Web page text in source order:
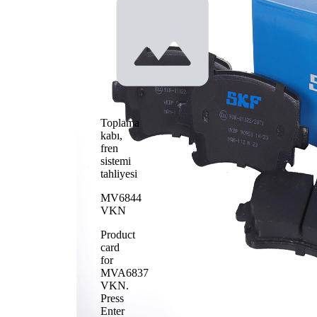
kenarlarla
Fren sistemi
TRW
WVA numarası
Balata adedi
4
Toplama
kabı,
fren
sistemi
tahliyesi
MV6844
VKN
Product
card
for
MVA6837
VKN.
Press
Enter